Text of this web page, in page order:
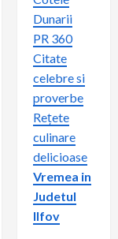
Dunarii
PR 360
Citate
celebre si
proverbe
Rețete
culinare
delicioase
Vremea in
Judetul
Ilfov